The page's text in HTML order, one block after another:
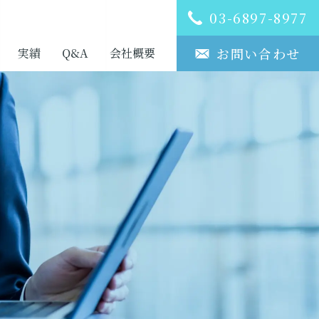
実績 Q&A 会社概要
03-6897-8977
お問い合わせ